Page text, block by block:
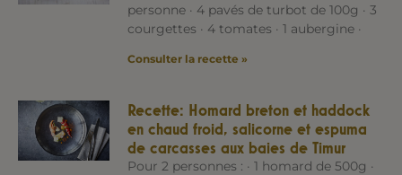
personne · 4 pavés de turbot de 100g · 3
courgettes · 4 tomates · 1 aubergine ·
Consulter la recette »
Recette: Homard breton et haddock
en chaud froid, salicorne et espuma
de carcasses aux baies de Timur
Pour 2 personnes : · 1 homard de 500g ·